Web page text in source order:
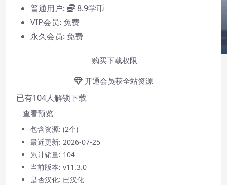
Video Player is loading.
Play
普通用户:
8.9学币
VIP会员: 免费
永久会员: 免费
购买下载权限
开通会员获全站资源
已有104人解锁下载
查看预览
包含资源: (2个)
最近更新: 2026-07-25
累计销量: 104
当前版本: v11.3.0
是否汉化: 已汉化